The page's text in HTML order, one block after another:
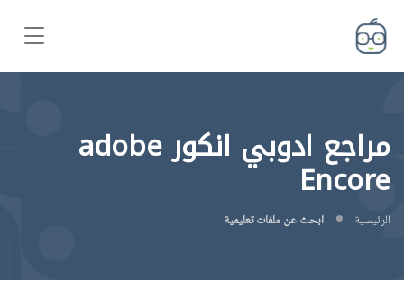
مراجع ادوبي انكور adobe
Encore
الرئيسية ابحث عن ملفات تعليمية